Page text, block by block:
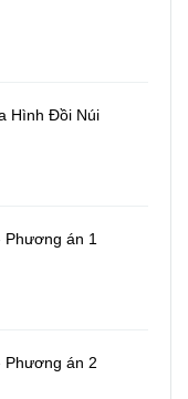
Hình Đồi Núi
án 1
Phương án 2